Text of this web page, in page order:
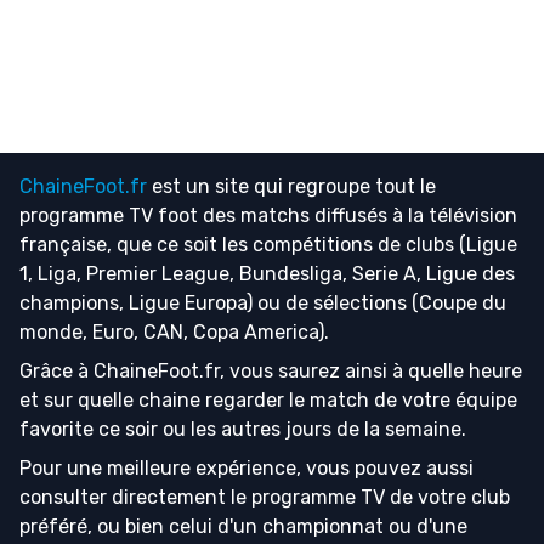
ChaineFoot.fr est un site qui regroupe tout le
programme TV foot des matchs diffusés à la télévision
française, que ce soit les compétitions de clubs (Ligue
1, Liga, Premier League, Bundesliga, Serie A, Ligue des
champions, Ligue Europa) ou de sélections (Coupe du
monde, Euro, CAN, Copa America).
Grâce à ChaineFoot.fr, vous saurez ainsi à quelle heure
et sur quelle chaine regarder le match de votre équipe
favorite ce soir ou les autres jours de la semaine.
Pour une meilleure expérience, vous pouvez aussi
consulter directement le programme TV de votre club
préféré, ou bien celui d'un championnat ou d'une